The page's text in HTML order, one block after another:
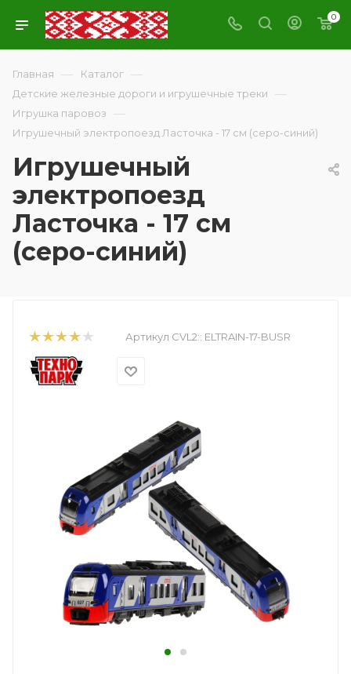
0
Главная — Каталог —
Детские железные дороги и игрушечные треки —
Игрушка паровоз —
Игрушечный электропоезд Ласточка - 17 см (серо-синий)
Игрушечный
электропоезд
Ласточка - 17 см
(серо-синий)
Артикул CVL2:: ELTRAIN-17-BUSR